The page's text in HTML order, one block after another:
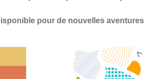
pour de nouvelles